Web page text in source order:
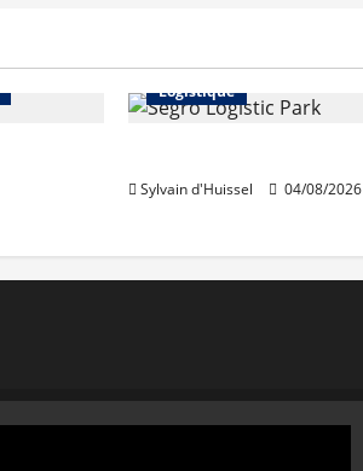
Logistique
Sylvain d'Huissel 04/08/2026